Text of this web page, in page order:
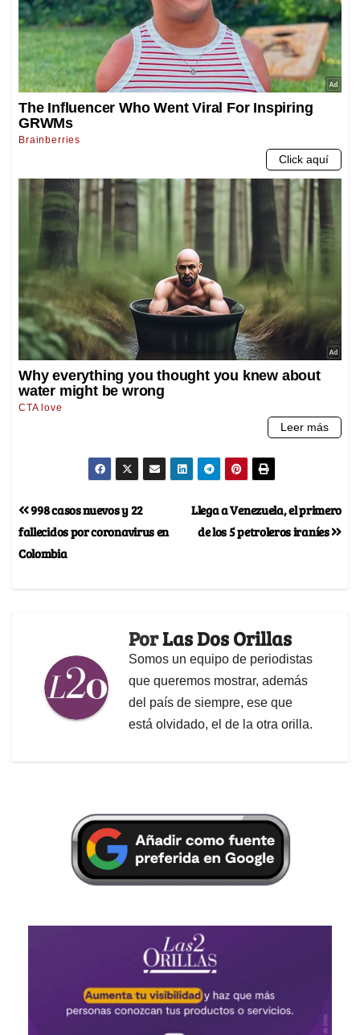
Llega a Venezuela, el primero
de los 5 petroleros iraníes
998 casos nuevos y 22
fallecidos por coronavirus en
Colombia
PorLas Dos Orillas
Somos un equipo de periodistas
que queremos mostrar, además
del país de siempre, ese que
está olvidado, el de la otra orilla.